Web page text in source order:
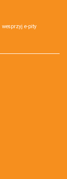
wesprzyj e-pity